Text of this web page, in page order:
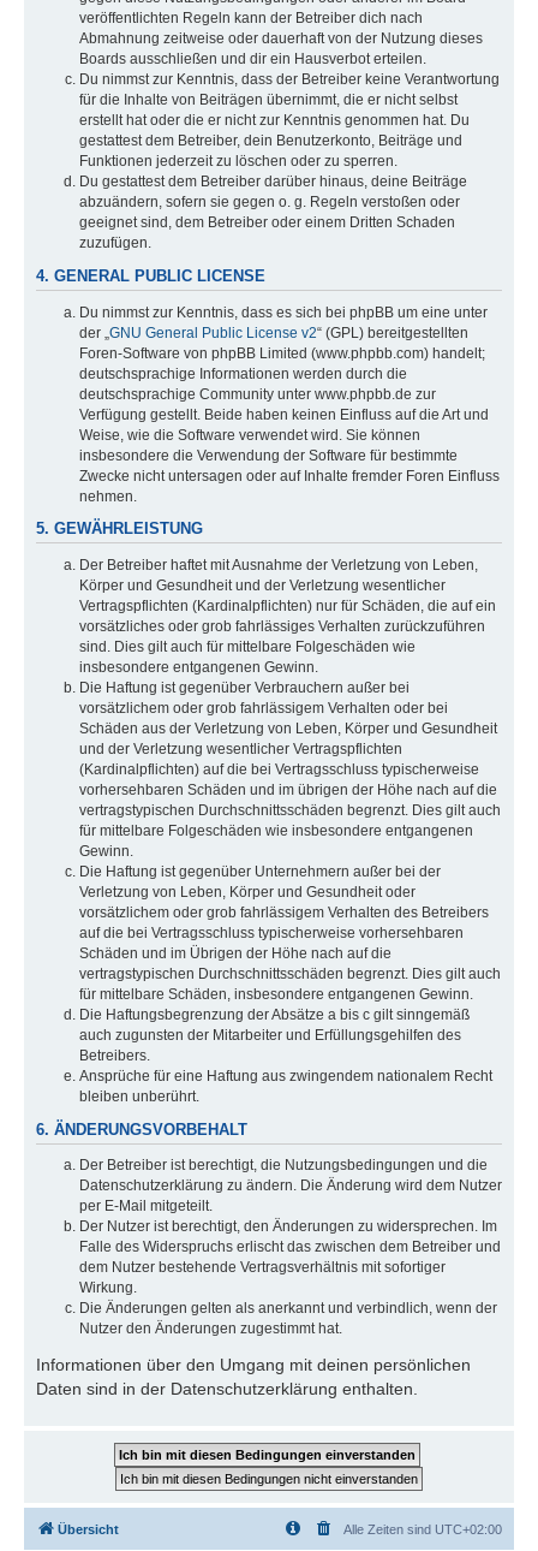
veröffentlichten Regeln kann der Betreiber dich nach
Abmahnung zeitweise oder dauerhaft von der Nutzung dieses
Boards ausschließen und dir ein Hausverbot erteilen.
Du nimmst zur Kenntnis, dass der Betreiber keine Verantwortung
für die Inhalte von Beiträgen übernimmt, die er nicht selbst
erstellt hat oder die er nicht zur Kenntnis genommen hat. Du
gestattest dem Betreiber, dein Benutzerkonto, Beiträge und
Funktionen jederzeit zu löschen oder zu sperren.
Du gestattest dem Betreiber darüber hinaus, deine Beiträge
abzuändern, sofern sie gegen o. g. Regeln verstoßen oder
geeignet sind, dem Betreiber oder einem Dritten Schaden
zuzufügen.
4. GENERAL PUBLIC LICENSE
Du nimmst zur Kenntnis, dass es sich bei phpBB um eine unter
der „ GNU General Public License v2“ (GPL) bereitgestellten
Foren-Software von phpBB Limited (www.phpbb.com) handelt;
deutschsprachige Informationen werden durch die
deutschsprachige Community unter www.phpbb.de zur
Verfügung gestellt. Beide haben keinen Einfluss auf die Art und
Weise, wie die Software verwendet wird. Sie können
insbesondere die Verwendung der Software für bestimmte
Zwecke nicht untersagen oder auf Inhalte fremder Foren Einfluss
nehmen.
5. GEWÄHRLEISTUNG
Der Betreiber haftet mit Ausnahme der Verletzung von Leben,
Körper und Gesundheit und der Verletzung wesentlicher
Vertragspflichten (Kardinalpflichten) nur für Schäden, die auf ein
vorsätzliches oder grob fahrlässiges Verhalten zurückzuführen
sind. Dies gilt auch für mittelbare Folgeschäden wie
insbesondere entgangenen Gewinn.
Die Haftung ist gegenüber Verbrauchern außer bei
vorsätzlichem oder grob fahrlässigem Verhalten oder bei
Schäden aus der Verletzung von Leben, Körper und Gesundheit
und der Verletzung wesentlicher Vertragspflichten
(Kardinalpflichten) auf die bei Vertragsschluss typischerweise
vorhersehbaren Schäden und im übrigen der Höhe nach auf die
vertragstypischen Durchschnittsschäden begrenzt. Dies gilt auch
für mittelbare Folgeschäden wie insbesondere entgangenen
Gewinn.
Die Haftung ist gegenüber Unternehmern außer bei der
Verletzung von Leben, Körper und Gesundheit oder
vorsätzlichem oder grob fahrlässigem Verhalten des Betreibers
auf die bei Vertragsschluss typischerweise vorhersehbaren
Schäden und im Übrigen der Höhe nach auf die
vertragstypischen Durchschnittsschäden begrenzt. Dies gilt auch
für mittelbare Schäden, insbesondere entgangenen Gewinn.
Die Haftungsbegrenzung der Absätze a bis c gilt sinngemäß
auch zugunsten der Mitarbeiter und Erfüllungsgehilfen des
Betreibers.
Ansprüche für eine Haftung aus zwingendem nationalem Recht
bleiben unberührt.
6. ÄNDERUNGSVORBEHALT
Der Betreiber ist berechtigt, die Nutzungsbedingungen und die
Datenschutzerklärung zu ändern. Die Änderung wird dem Nutzer
per E-Mail mitgeteilt.
Der Nutzer ist berechtigt, den Änderungen zu widersprechen. Im
Falle des Widerspruchs erlischt das zwischen dem Betreiber und
dem Nutzer bestehende Vertragsverhältnis mit sofortiger
Wirkung.
Die Änderungen gelten als anerkannt und verbindlich, wenn der
Nutzer den Änderungen zugestimmt hat.
Informationen über den Umgang mit deinen persönlichen
Daten sind in der Datenschutzerklärung enthalten.
Übersicht Alle Zeiten sind UTC+02:00